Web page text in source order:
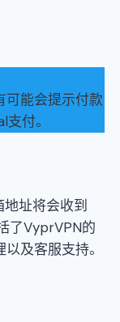
可能会提示付款
付。
址将会收到
了VyprVPN的
及客服支持。